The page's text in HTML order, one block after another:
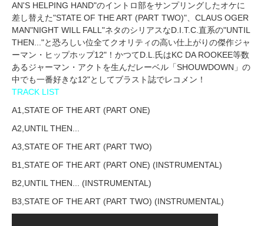
AN'S HELPING HAND"のイントロ部をサンプリングしたオケに
差し替えた"STATE OF THE ART (PART TWO)"、CLAUS OGER
MAN"NIGHT WILL FALL"ネタのシリアスなD.I.T.C.直系の"UNTIL
THEN..."と恐ろしい位全てクオリティの高い仕上がりの傑作ジャ
ーマン・ヒップホップ12"！かつてD.L.氏はKC DA ROOKEE等数
あるジャーマン・アクトを生んだレーベル「SHOUWDOWN」の
中でも一番好きな12"としてブラスト誌でレコメン！
TRACK LIST
A1,STATE OF THE ART (PART ONE)
A2,UNTIL THEN...
A3,STATE OF THE ART (PART TWO)
B1,STATE OF THE ART (PART ONE) (INSTRUMENTAL)
B2,UNTIL THEN... (INSTRUMENTAL)
B3,STATE OF THE ART (PART TWO) (INSTRUMENTAL)